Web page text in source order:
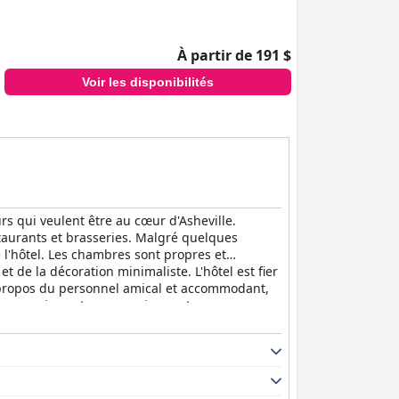
qu'un petit nombre de clients signalent des
clients apprécient. L'espace
invitante. Les familles, en particulier,
adapté aux enfants. Les commodités
confortable et moderne. Son emplacement
judicieux pour les voyageurs.
gratuit contribuent à son attrait, ce qui le
propre et idéalement située qui
À partir de 191 $
Voir les disponibilités
qui veulent être au cœur d'Asheville.
et brasseries. Malgré quelques
Les chambres sont propres et
de la décoration minimaliste. L'hôtel est fier
du personnel amical et accommodant,
une vie nocturne passionnante avec une
forts pour les clients, tout comme les
Dans l'ensemble, l'Aloft Asheville